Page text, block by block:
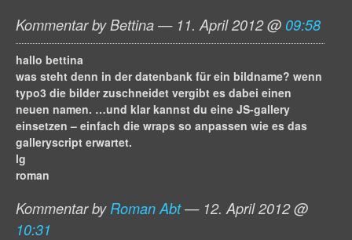
Kommentar by Bettina — 11. April 2012 @ 09:58
hallo bettina
was steht denn in der datenbank für ein bildname? wenn
typo3 die bilder zuschneidet vergibt es dabei einen
neuen namen. …und klar kannst du eine JS-gallery
einsetzen – einfach die wraps so anpassen wie es das
galleryscript erwartet.
lg
roman
Kommentar by Roman Abt— 12. April 2012 @
10:31